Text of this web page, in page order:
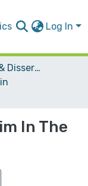
Log In
Student Theses & Dissertations
In The